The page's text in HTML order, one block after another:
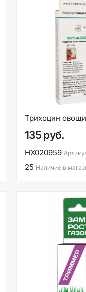
Трихоцин
135 руб.
НХ020959
25 Наличие в